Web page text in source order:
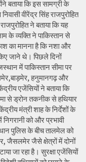
बताया कि इस सामग्री के
वीरेंद्र सिंह राजपुरोहित
ने बताया कि यह
के व्यक्ति ने पाकिस्तान से
का मानना है कि नशा और
जाने थे। पिछले दिनों
में पाकिस्तान सीमा पर
हनुमानगढ़ और
एजेंसियों ने बताया कि
से ड्रोन तकनीक से हथियार
मंत्री शाह के निर्देशों के
निगरानी को और प्रभावी
पुलिस के बीच तालमेल को
जैसलमेर जैसे क्षेत्रों में दोनों
जा रहा है। सुरक्षा एजेंसियों